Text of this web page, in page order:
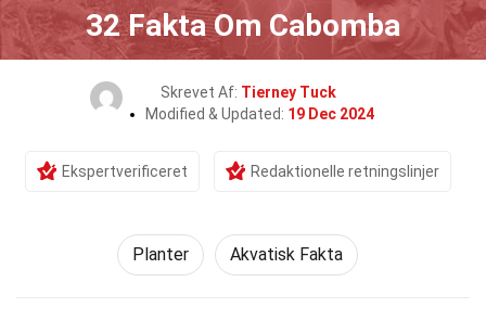
32 Fakta Om Cabomba
Skrevet Af: Tierney Tuck
Modified & Updated: 19 Dec 2024
Ekspertverificeret Redaktionelle retningslinjer
Planter Akvatisk Fakta